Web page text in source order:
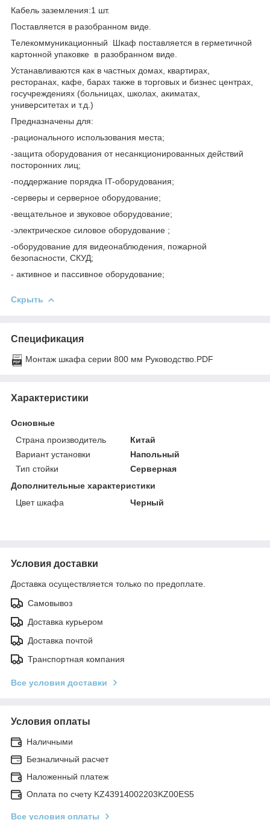
Кабель заземления:1 шт.
Поставляется в разобранном виде.
Телекоммуникационный Шкаф поставляется в герметичной
картонной упаковке в разобранном виде.
Устанавливаются как в частных домах, квартирах,
ресторанах, кафе, барах также в торговых и бизнес центрах,
госучреждениях (больницах, школах, акиматах,
университетах и т.д.)
Предназначены для:
-рационального использования места;
-защита оборудования от несанкционированных действий
посторонних лиц;
-поддержание порядка IT-оборудования;
-серверы и серверное оборудование;
-вещательное и звуковое оборудование;
-электрическое силовое оборудование ;
-оборудование для видеонаблюдения, пожарной
безопасности, СКУД;
- активное и пассивное оборудование;
Скрыть
Спецификация
Монтаж шкафа серии 800 мм Руководство.PDF
Характеристики
Основные
Страна производитель
Китай
Вариант установки
Напольный
Тип стойки
Серверная
Дополнительные характеристики
Цвет шкафа
Черный
Условия доставки
Доставка осуществляется только по предоплате.
Самовывоз
Доставка курьером
Доставка почтой
Транспортная компания
Все условия доставки
Условия оплаты
Наличными
Безналичный расчет
Наложенный платеж
Оплата по счету KZ43914002203KZ00ES5
Все условия оплаты